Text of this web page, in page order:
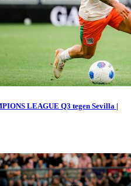
LEAGUE Q3 tegen Sevilla |